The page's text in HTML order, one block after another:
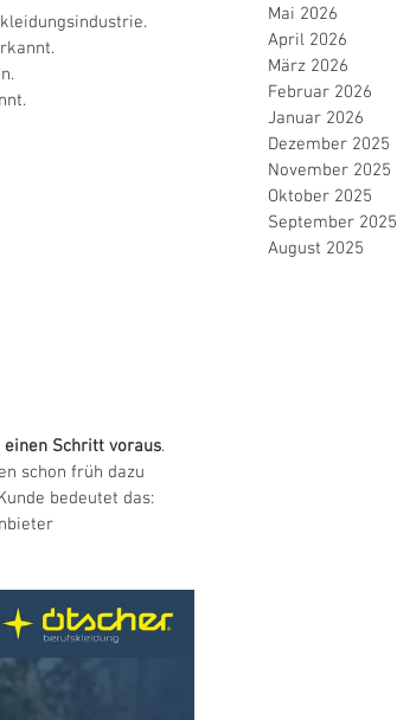
einen Schritt voraus.
schon früh dazu
bedeutet das:
Mai 2026
April 2026
März 2026
Februar 2026
Januar 2026
Dezember 2025
November 2025
Oktober 2025
September 2025
August 2025